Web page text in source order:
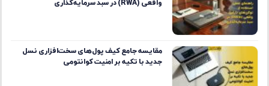
واقعی (RWA) در سبد سرمایه‌گذاری
مقایسه جامع کیف پول‌های سخت‌افزاری نسل
جدید با تکیه بر امنیت کوانتومی